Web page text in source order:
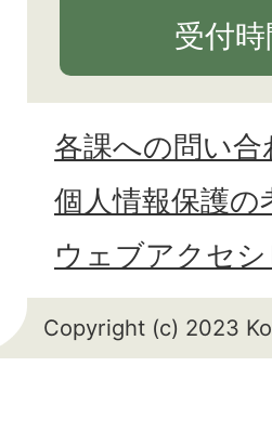
受付
各課への問い合
個人情報保護の
ウェブアクセ
Copyright (c) 2023